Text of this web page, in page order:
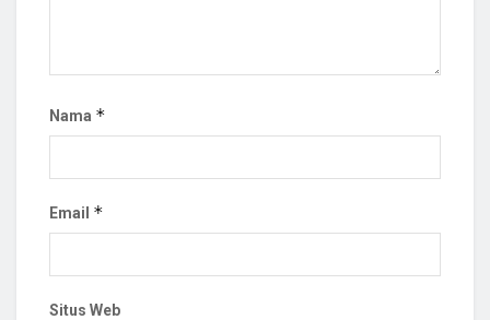
Nama *
Email *
Situs Web